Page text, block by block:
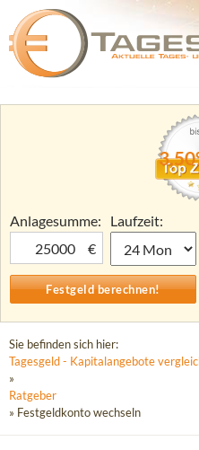
Zum
Anlagesumme:
€
Laufzeit:
Sie befinden sich hier:
Tagesgeld - Kapitalangebote
»
Ratgeber
» Festgeldkonto wechseln